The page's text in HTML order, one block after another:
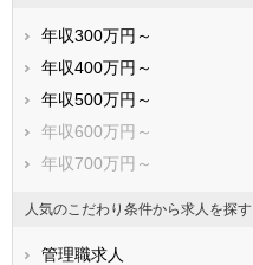
年収300万円～
年収400万円～
年収500万円～
年収600万円～
年収700万円～
人気のこだわり条件から求人を探す
管理職求人